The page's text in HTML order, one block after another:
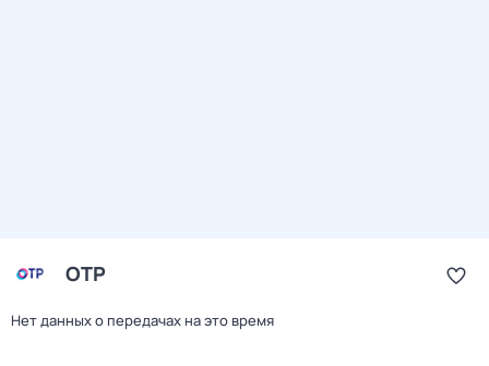
ОТР
Нет данных о передачах на это время